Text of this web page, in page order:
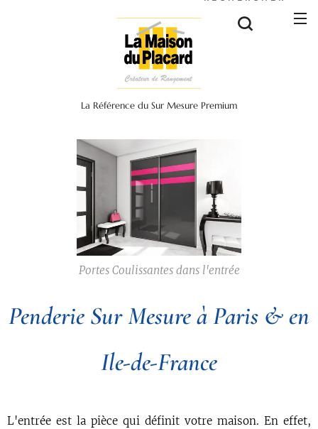
La Référence du Sur Mesure Premium
Portes Coulissantes dans l'entrée
Penderie Sur Mesure à Paris & en
Ile-de-France
L'entrée est la pièce qui définit votre maison. En effet,